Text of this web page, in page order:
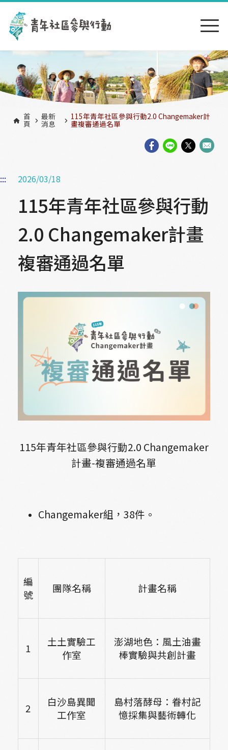
跳到主要內容區塊
首
頁
最新
消息
115年青年社區參與行動2.0 Changemaker計
畫複審通過名單
::: 2026/03/18
115年青年社區參與行動
2.0 Changemaker計畫
複審通過名單
115年青年社區參與行動2.0 Changemaker
計畫-複審通過名單
Changemaker組，38件。
編
號
團隊名稱 計畫名稱
1
土土實驗工
作室
澎湖地色：風土油畫
棒實驗與共創計畫
2
白沙島異聞
工作室
島村落酵母：眷村記
憶採集與藝術轉化